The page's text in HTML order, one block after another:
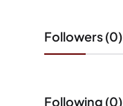
Followers (0)
Following (0)